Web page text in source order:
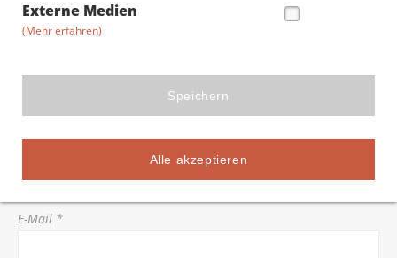
Externe Medien
(Mehr erfahren)
Speichern
Alle akzeptieren
Stadt *
E-Mail *